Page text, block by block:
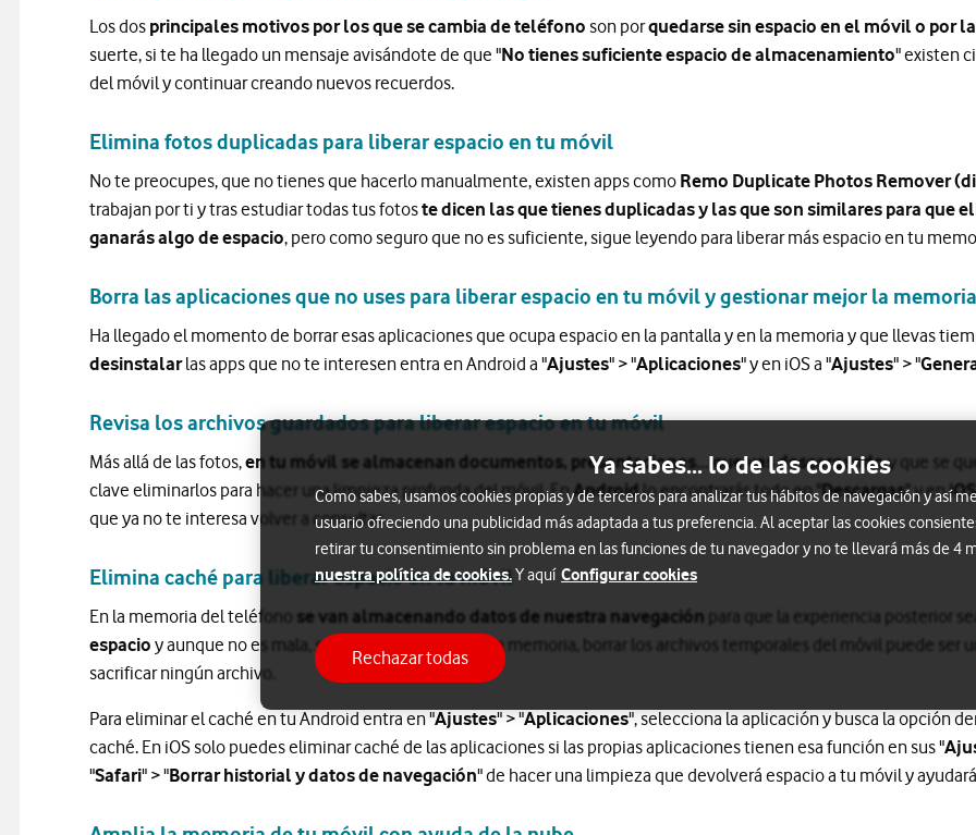
Los dos principales motivos por los que se cambia de teléfono son porquedarse sin espacio en el móvil o por
suerte, si te ha llegado un mensaje avisándote de que "No tienes suficiente espacio de almacenamiento" existen
del móvil y continuar creando nuevos recuerdos.
Elimina fotos duplicadas para liberar espacio en tu móvil
No te preocupes, que no tienes que hacerlo manualmente, existen apps como Remo Duplicate Photos Remover
trabajan por ti y tras estudiar todas tus fotoste dicen las que tienes duplicadas y las que son similares para que
ganarás algo de espacio, pero como seguro que no es suficiente, sigue leyendo para liberar más espacio en tu
Borra las aplicaciones que no uses para liberar espacio en tu móvil y gestionar mejor la
Ha llegado el momento de borrar esas aplicaciones que ocupa espacio en la pantalla y en la memoria y que llevas
desinstalarlas apps que no te interesen entra en Android a "Ajustes" > "Aplicaciones" y en iOS a "Ajustes" > "
Revisa los archivos guardados para liberar espacio en tu móvil
Más allá de las fotos,en tu móvil se almacenan documentos, presentaciones... que vas descargandoy que se
clave eliminarlos para hacer una limpieza profunda del móvil. EnAndroidlo encontrarás todo en "Descargas" y eniOS
que ya no te interesa volver a consultar.
Elimina caché para liberar espacio en tu móvil
En la memoria del teléfono se van almacenando datos de nuestra navegación para que la experiencia posterior
espacio y aunque no es mala, si necesitas espacio en la memoria, borrar los archivos temporales del móvil puede ser
sacrificar ningún archivo.
Para eliminar el caché en tu Android entra en "Ajustes" > "Aplicaciones", selecciona la aplicación y busca la opción
caché. En iOS solo puedes eliminar caché de las aplicaciones si las propias aplicaciones tienen esa función en sus "
"Safari" > "Borrar historial y datos de navegación" de hacer una limpieza que devolverá espacio a tu móvil y
Ya sabes... lo de las cookies
Como sabes, usamos cookies propias y de terceros para analizar tus hábitos de navegación y así
usuario ofreciendo una publicidad más adaptada a tus preferencia. Al aceptar las cookies
retirar tu consentimiento sin problema en las funciones de tu navegador y no te llevará más de 4
nuestra política de cookies.Y aquí Configurar cookies
Rechazar todas